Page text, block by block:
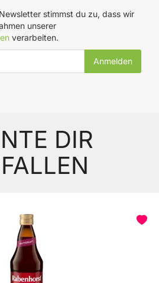
stimmst du zu, dass wir
unserer
verarbeiten.
DIR